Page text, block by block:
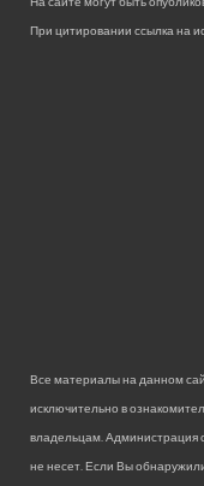
При цитировании ссылка на
Все материалы на данном
исключительно в
владельцам. Администрация
не несет. Если Вы